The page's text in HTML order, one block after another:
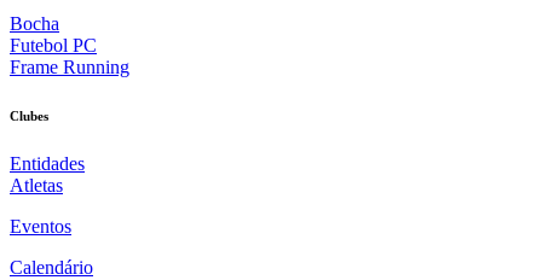
Bocha
Futebol PC
Frame Running
Clubes
Entidades
Atletas
Eventos
Calendário